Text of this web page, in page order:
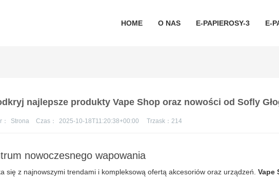
HOME O NAS E-PAPIEROSY-3 E-
najlepsze produkty Vape Shop oraz nowości od Sofly
Strona Czas： 2025-10-18T11:20:38+00:00 Trzask：214
nowoczesnego wapowania
się z najnowszymi trendami i kompleksową ofertą akcesoriów oraz urządzeń.Vape